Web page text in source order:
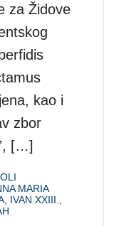
za Židove
kao i
zbor
[…]
MARIA
IVAN XXIII.